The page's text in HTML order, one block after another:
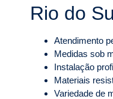
Rio do
Atendimento
Medidas sob
Instalação
Materiais
Variedade de